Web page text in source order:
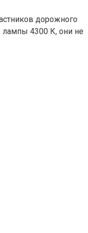
дорожного
лампы 4300 К, они не